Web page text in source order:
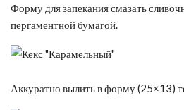
Форму для запекания смазать
пергаментной бумагой.
Аккуратно вылить в форму (25×13)